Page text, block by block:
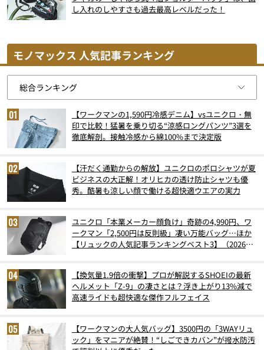
し入れのしやすさも過去最高レベルだった！
モノマックス 人気記事ランキング
【ワークマンの1,590円冷感デニム】vsユニクロ・無
印で比較！猛暑を乗り切る“涼感ロングパンツ”3選を
徹底解剖。接触冷感から綿100%まで決定版
【汗だく通勤からの解放】ユニクロのポロシャツが夏
ビジネスの大正解！オリヒカの透け防止シャツも優
秀。酷暑も涼しい顔で働ける超快適ウエアの実力
ユニクロ「本業メーカー顔負け」奇跡の4,990円、ワ
ークマン「2,500円は反則級」凄い万能バッグ…ほか
【リュックの人気記事ランキングベスト3】（2026年
【換気量1.9倍の衝撃】プロが解説するSHOEIの最新
ヘルメット「Z-9」の凄さとは？浮き上がり13%減で
高速ライドも超快適な傑作フルフェイス
【ワークマンの大人気バッグ】3500円の「3WAYリュ
ック」をマニアが絶賛！“しごできカバン”が撥水防汚